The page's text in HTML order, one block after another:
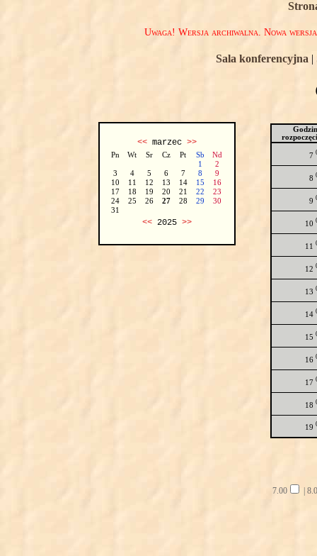
Uwaga! Wersja archiwalna. Nowa
Sala konferencyjna |
<<marzec >>
Pn Wt Sr Cz Pt Sb
Nd
1
2
3
4 5 6 7 8
9
10
11 12 13 14 15
16
17
18 19 20 21 22
23
24
25 26 27 28 29
30
31
<<2025 >>
7
8
9
10
11
12
13
14
15
16
17
18
19
7.00